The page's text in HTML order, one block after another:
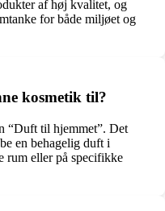
af høj kvalitet, og
for både miljøet og
kosmetik til?
“Duft til hjemmet”. Det
en behagelig duft i
rum eller på specifikke